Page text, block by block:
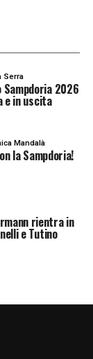
Serra
2026
e in uscita
Mandalà
la Sampdoria!
rientra in
e Tutino